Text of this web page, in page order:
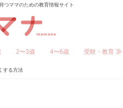
つママのための教育情報サイト
2〜3歳 4〜6歳 受験・教育
する方法